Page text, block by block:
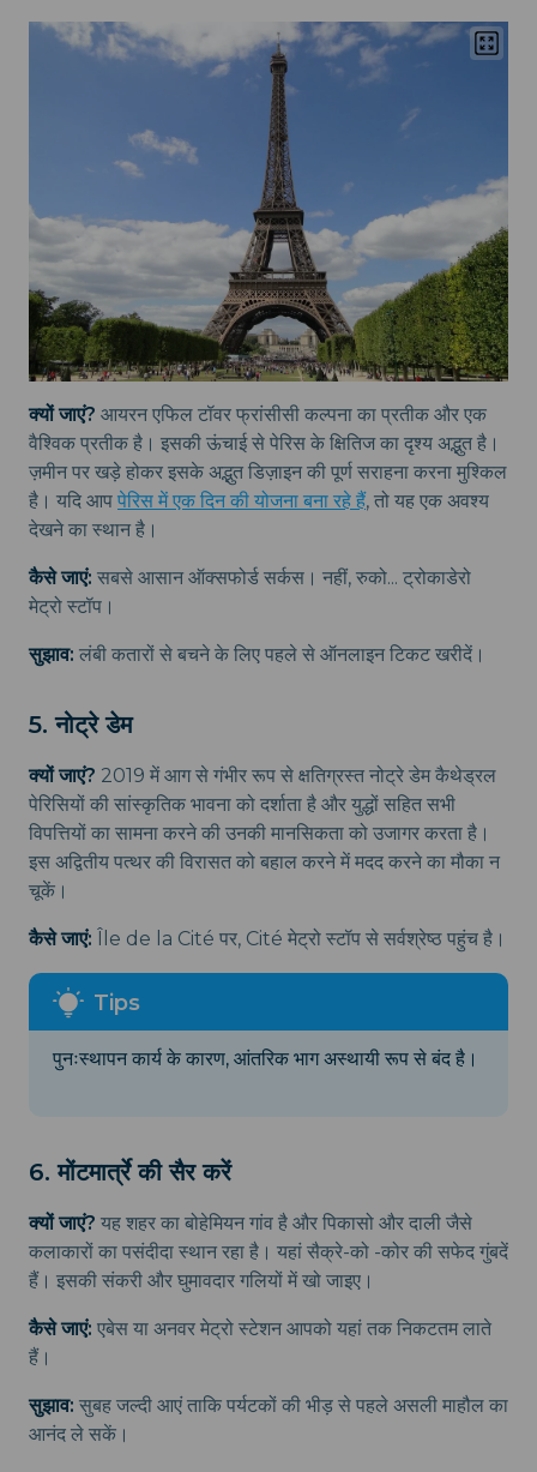
क्यों जाएं? आयरन एफिल टॉवर फ्रांसीसी कल्पना का प्रतीक और एक
वैश्विक प्रतीक है। इसकी ऊंचाई से पेरिस के क्षितिज का दृश्य अद्भुत है।
ज़मीन पर खड़े होकर इसके अद्भुत डिज़ाइन की पूर्ण सराहना करना मुश्किल
है। यदि आप पेरिस में एक दिन की योजना बना रहे हैं, तो यह एक अवश्य
देखने का स्थान है।
कैसे जाएं: सबसे आसान ऑक्सफोर्ड सर्कस। नहीं, रुको... ट्रोकाडेरो
मेट्रो स्टॉप।
सुझाव: लंबी कतारों से बचने के लिए पहले से ऑनलाइन टिकट खरीदें।
5. नोट्रे डेम
क्यों जाएं? 2019 में आग से गंभीर रूप से क्षतिग्रस्त नोट्रे डेम कैथेड्रल
पेरिसियों की सांस्कृतिक भावना को दर्शाता है और युद्धों सहित सभी
विपत्तियों का सामना करने की उनकी मानसिकता को उजागर करता है।
इस अद्वितीय पत्थर की विरासत को बहाल करने में मदद करने का मौका न
चूकें।
कैसे जाएं: Île de la Cité पर, Cité मेट्रो स्टॉप से सर्वश्रेष्ठ पहुंच है।
पुनःस्थापन कार्य के कारण, आंतरिक भाग अस्थायी रूप से बंद है।
6. मोंटमार्त्रे की सैर करें
क्यों जाएं? यह शहर का बोहेमियन गांव है और पिकासो और दाली जैसे
कलाकारों का पसंदीदा स्थान रहा है। यहां सैक्रे-को -कोर की सफेद गुंबदें
हैं। इसकी संकरी और घुमावदार गलियों में खो जाइए।
कैसे जाएं: एबेस या अनवर मेट्रो स्टेशन आपको यहां तक निकटतम लाते
हैं।
सुझाव: सुबह जल्दी आएं ताकि पर्यटकों की भीड़ से पहले असली माहौल का
आनंद ले सकें।